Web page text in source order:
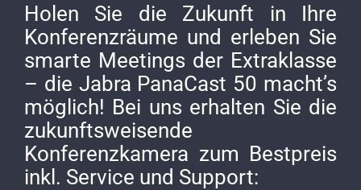
Holen Sie die Zukunft in Ihre
Konferenzräume und erleben Sie
smarte Meetings der Extraklasse
– die Jabra PanaCast 50 macht’s
möglich! Bei uns erhalten Sie die
zukunftsweisende
Konferenzkamera zum Bestpreis
inkl. Service und Support: